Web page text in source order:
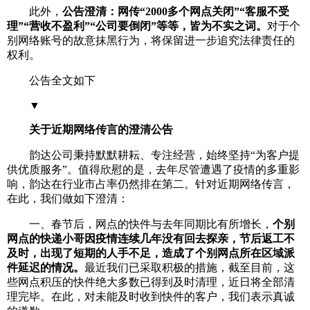
此外， 公告澄清：网传“2000多个网点关闭”“客服不受
理”“营收不盈利”“公司要倒闭”等等，皆为不实之词。 对于个
别网络账号的故意抹黑行为，将保留进一步追究法律责任的
权利。
公告全文如下
▼
关于近期网络传言的澄清公告
韵达公司秉持默默耕耘、专注经营，始终坚持“为客户提
供优质服务”。值得欣慰的是，去年尽管遭遇了疫情的多重影
响，韵达在行业市占率仍然排在第二。针对近期网络传言，
在此，我们做如下澄清：
一、春节后，网点的快件与去年同期比有所增长， 个别
网点的快递小哥因疫情连续几年没有回去探亲，节后返工不
及时，出现了短期的人手不足，造成了个别网点所在区域派
件延迟的情况。 最近我们已采取积极的措施，截至目前，这
些网点积压的快件绝大多数已得到及时清理，近日将全部清
理完毕。在此，对未能及时收到快件的客户，我们表示真诚